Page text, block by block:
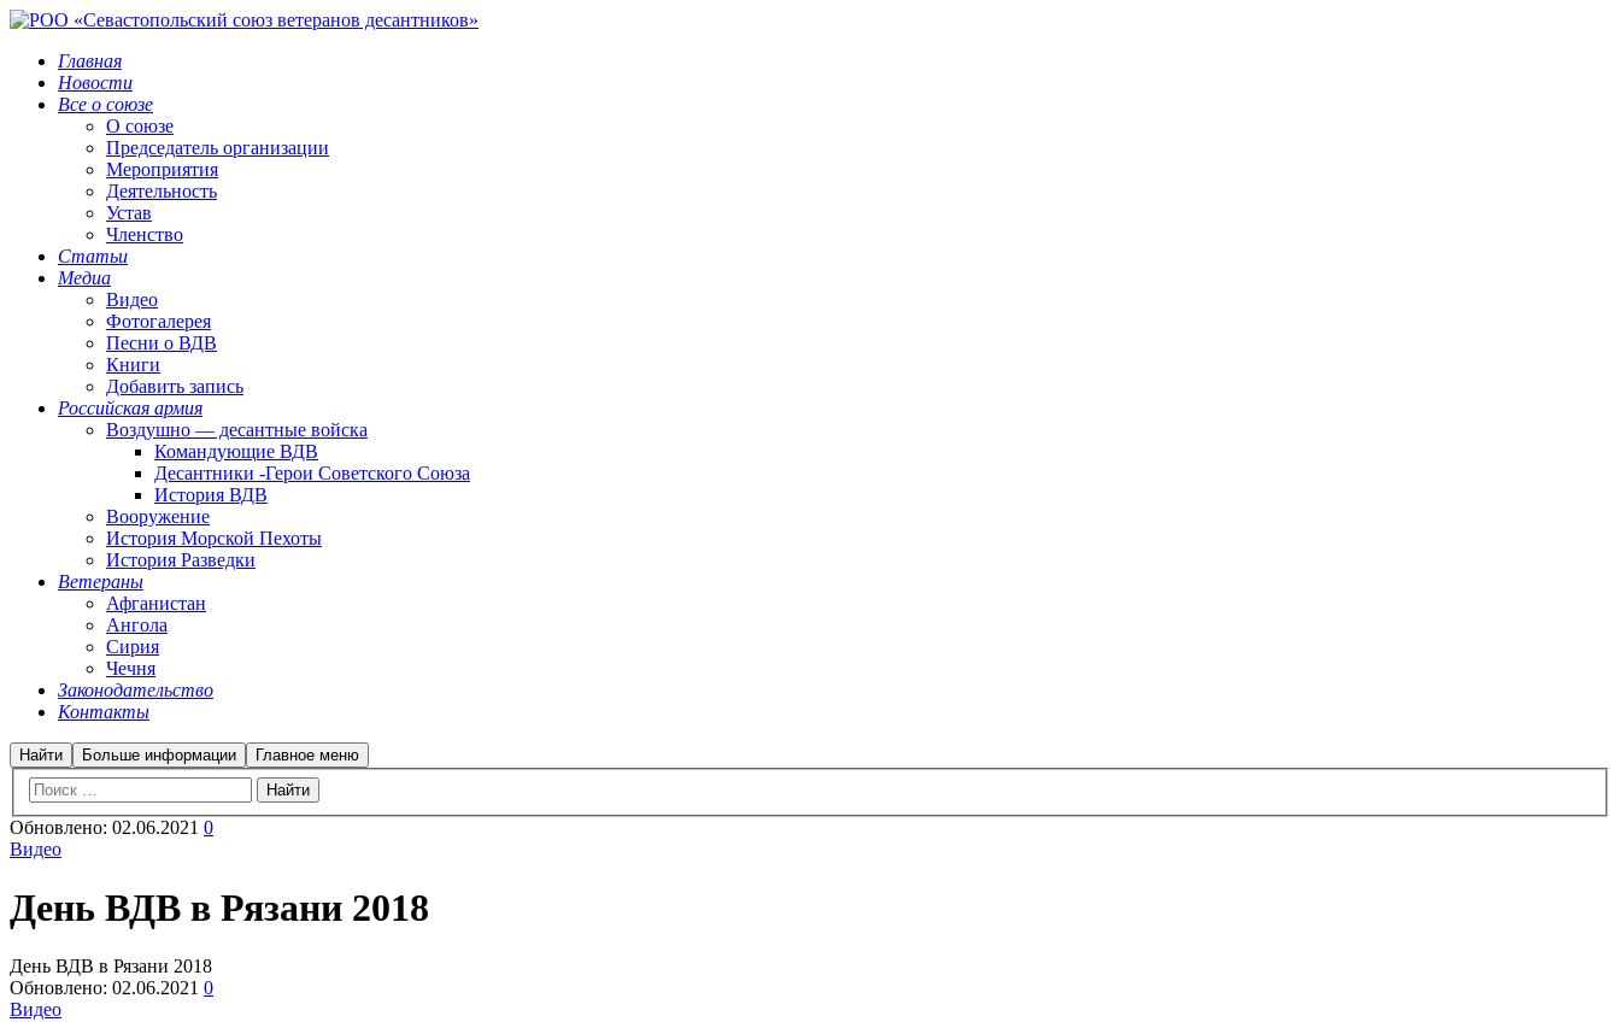
Главная
Новости
Все о союзе
О союзе
Председатель организации
Мероприятия
Деятельность
Устав
Членство
Статьи
Медиа
Видео
Фотогалерея
Песни о ВДВ
Книги
Добавить запись
Российская армия
Воздушно — десантные войска
Командующие ВДВ
Десантники -Герои Советского Союза
История ВДВ
Вооружение
История Морской Пехоты
История Разведки
Ветераны
Афганистан
Ангола
Сирия
Чечня
Законодательство
Контакты
Найти Больше информации Главное меню
Обновлено: 02.06.2021 0
Видео
День ВДВ в Рязани 2018
День ВДВ в Рязани 2018
Обновлено: 02.06.2021 0
Видео